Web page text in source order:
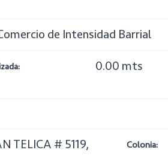
de Intensidad Barrial
0.00 mts
TELICA # 5119,
Colonia: